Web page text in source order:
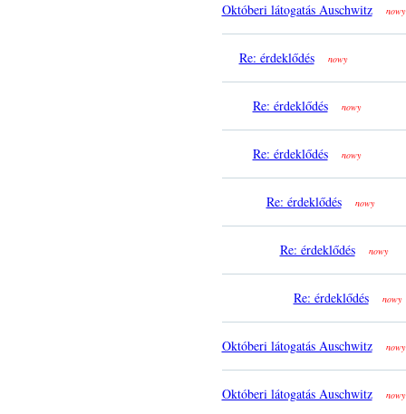
Októberi látogatás Auschwitz nowy
Re: érdeklődés nowy
Re: érdeklődés nowy
Re: érdeklődés nowy
Re: érdeklődés nowy
Re: érdeklődés nowy
Re: érdeklődés nowy
Októberi látogatás Auschwitz nowy
Októberi látogatás Auschwitz nowy